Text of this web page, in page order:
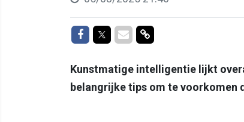
Delen op Facebook
Delen op Twitter
Delen via Mail
Delen via link
Kunstmatige intelligentie lijkt
belangrijke tips om te voorkomen